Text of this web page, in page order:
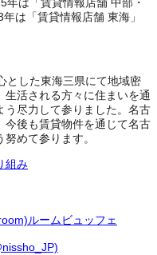
は「賃貸情報店舗 中部・
は「賃貸情報店舗 東海」
とした東海三県にて地域密
活される方々に住まいを通
う尽力して参りました。名古
今後も賃貸物件を通じて名古
めて参ります。
組み
ルームビュッフェ